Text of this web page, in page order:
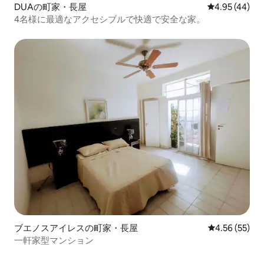
DUAの町家・長屋 レビュー44
4.95 (44)
4名様に最適なアクセシブルで快適で安全な家。
ブエノスアイレスの町家・長屋 レビュー55
4.56 (55)
一軒家型マンション